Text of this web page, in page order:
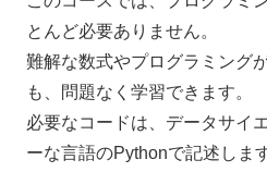
とんど必要ありません。
難解な数式やプログラミング
も、問題なく学習できます。
必要なコードは、データサイ
ーな言語のPythonで記述しま